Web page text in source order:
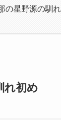
の星野源の馴
れ初め